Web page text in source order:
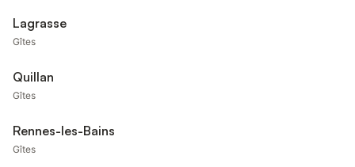
Lagrasse
Gîtes
Quillan
Gîtes
Rennes-les-Bains
Gîtes